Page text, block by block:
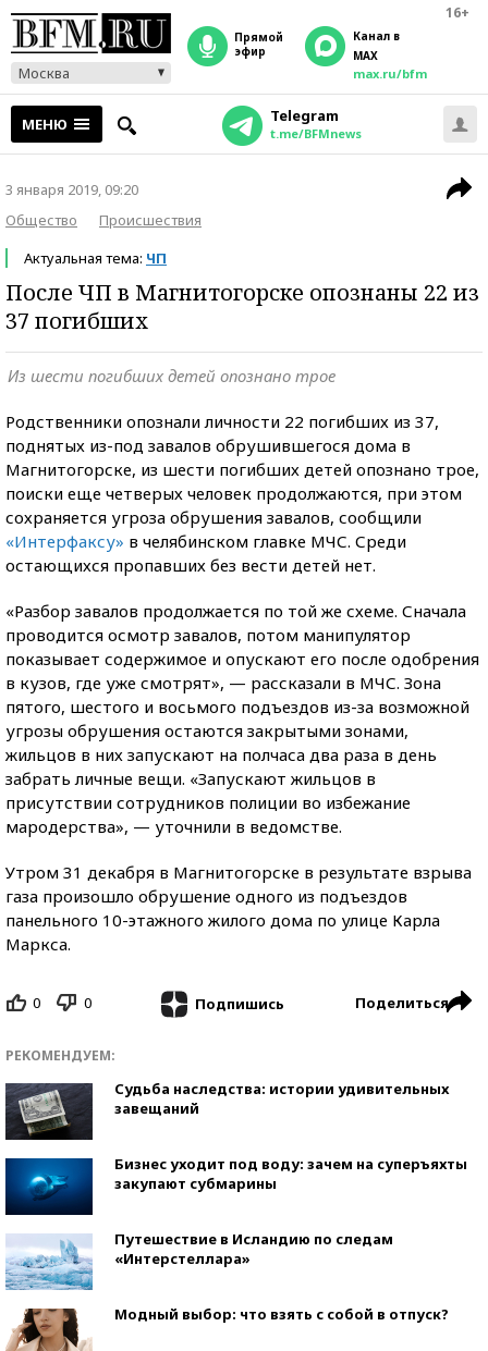
16+
Москва
прямой
эфир
Канал в
MAX
max.ru/bfm
МЕНЮ Telegram
t.me/BFMnews
3 января 2019, 09:20
Общество
Происшествия
Актуальная тема: ЧП
После ЧП в Магнитогорске опознаны 22 из
37 погибших
Из шести погибших детей опознано трое
Родственники опознали личности 22 погибших из 37,
поднятых из-под завалов обрушившегося дома в
Магнитогорске, из шести погибших детей опознано трое,
поиски еще четверых человек продолжаются, при этом
сохраняется угроза обрушения завалов, сообщили
«Интерфаксу» в челябинском главке МЧС. Среди
остающихся пропавших без вести детей нет.
«Разбор завалов продолжается по той же схеме. Сначала
проводится осмотр завалов, потом манипулятор
показывает содержимое и опускают его после одобрения
в кузов, где уже смотрят», — рассказали в МЧС. Зона
пятого, шестого и восьмого подъездов из-за возможной
угрозы обрушения остаются закрытыми зонами,
жильцов в них запускают на полчаса два раза в день
забрать личные вещи. «Запускают жильцов в
присутствии сотрудников полиции во избежание
мародерства», — уточнили в ведомстве.
Утром 31 декабря в Магнитогорске в результате взрыва
газа произошло обрушение одного из подъездов
панельного 10-этажного жилого дома по улице Карла
Маркса.
0 0 Подпишись Поделиться
РЕКОМЕНДУЕМ:
Судьба наследства: истории удивительных
завещаний
Бизнес уходит под воду: зачем на суперъяхты
закупают субмарины
Путешествие в Исландию по следам
«Интерстеллара»
Модный выбор: что взять с собой в отпуск?